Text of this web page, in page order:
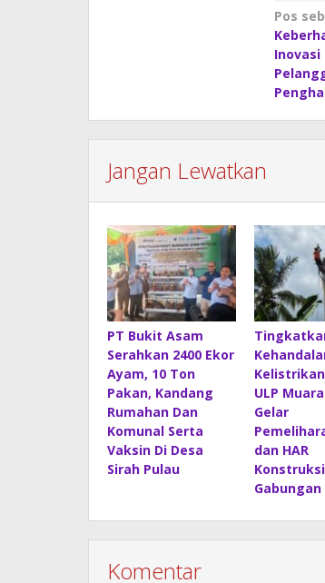
pos
Pos
Jangan Lewatkan
PT Bukit Asam
Serahkan 2400 Ekor
Ayam, 10 Ton
Pakan, Kandang
Rumahan Dan
Komunal Serta
Vaksin Di Desa
Sirah Pulau
ULP
Gelar
dan HAR
Konstruksi
Gabungan
Komentar